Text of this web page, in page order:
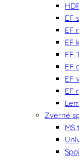
EF
EF
EF
EF
EF
EF
EF
Zverné
MS